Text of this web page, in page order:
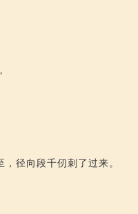
径向段千仞刺了过来。